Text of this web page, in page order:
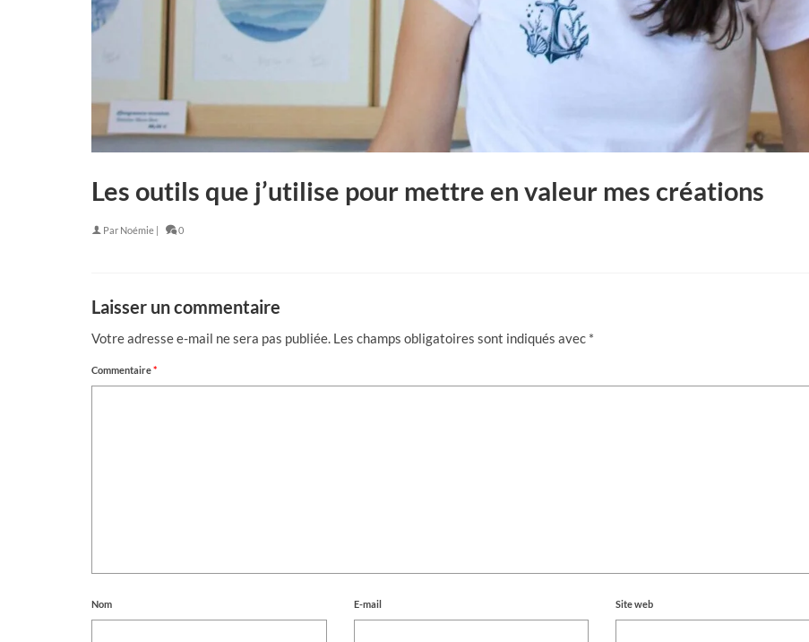
Les outils que j’utilise pour mettre en valeur mes créations
Par Noémie 0
Laisser un commentaire
Votre adresse e-mail ne sera pas publiée. Les champs obligatoires sont indiqués avec *
Commentaire*
Nom E-mail Site web